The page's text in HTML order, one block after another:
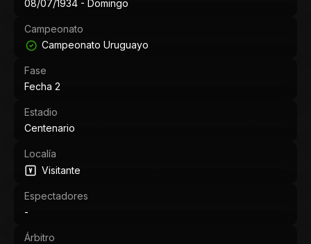
08/07/1934 - Domingo
Campeonato
Campeonato Uruguayo
Fase
Fecha 2
Estadio
Centenario
Localía
Visitante
Espectadores
-
Árbitro